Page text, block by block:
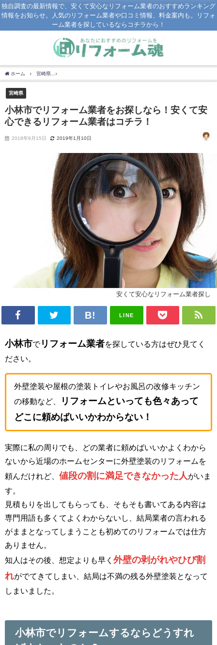
独自調査の最新情報で、安くて安心なリフォーム業者のおすすめランキング
情報をお知らせ。人気のリフォーム業者や口コミ情報、料金案内も。リフォ
ーム業者を探しているならコチラから！
ホーム 宮崎県
宮崎県
小林市でリフォーム業者をお探しなら！安くて安
心できるリフォーム業者はコチラ！
2018年9月15日 2019年1月10日
安くて安心なリフォーム業者探し
LINE
小林市でリフォーム業者を探している方はぜひ見てく
ださい。
外壁塗装や屋根の塗装トイレやお風呂の改修キッチン
の移動など、
リフォームといっても色々あって
どこに頼めばいいかわからない！
実際に私の周りでも、どの業者に頼めばいいかよくわから
ないから近場のホームセンターに外壁塗装のリフォームを
頼んだけれど、 値段の割に満足できなかった人 がいま
す。
見積もりを出してもらっても、そもそも書いてある内容は
専門用語も多くてよくわからないし、結局業者の言われる
がままとなってしまうことも初めてのリフォームでは仕方
ありません。
知人はその後、想定よりも早く 外壁の剥がれやひび割
れがでてきてしまい、結局は不満の残る外壁塗装となって
しまいました。
小林市でリフォームするならどうすれ